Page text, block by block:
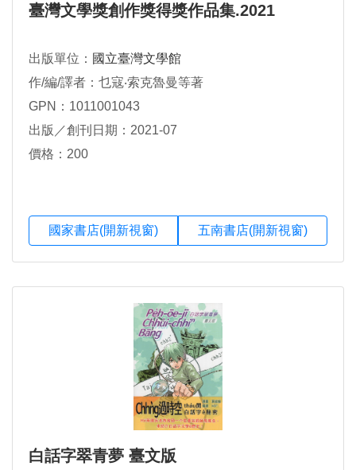
臺灣文學獎創作獎得獎作品集.2021
出版單位： 國立臺灣文學館
作/編/譯者：乜寇‧索克魯曼等著
GPN：1011001043
出版／創刊日期：2021-07
價格：200
國家書店(開新視窗) 五南書店(開新視窗)
白話字翠青夢 臺文版